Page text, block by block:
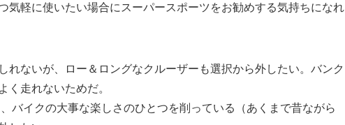
気軽に使いたい場合にスーパースポーツをお勧めする気持ちになれ
れないが、ロー＆ロングなクルーザーも選択から外したい。バンク
く走れないためだ。
バイクの大事な楽しさのひとつを削っている（あくまで昔ながら